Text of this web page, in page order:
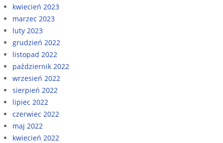
kwiecień 2023
marzec 2023
luty 2023
grudzień 2022
listopad 2022
październik 2022
wrzesień 2022
sierpień 2022
lipiec 2022
czerwiec 2022
maj 2022
kwiecień 2022